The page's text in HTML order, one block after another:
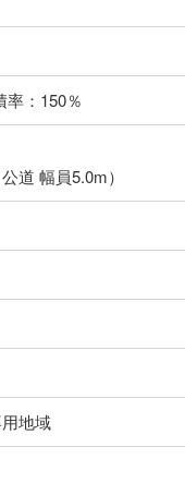
意ください。実際にお
ご確認をお願いいたしま
ます。
する 無料
率：150％
道 幅員5.0m）
地域